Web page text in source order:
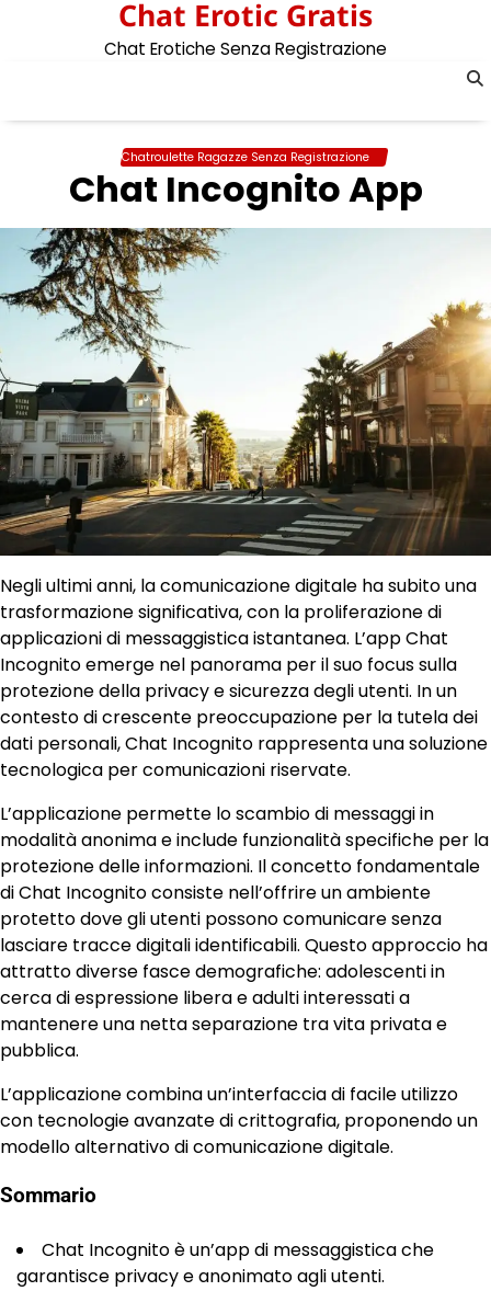
Chat Erotic Gratis
Chat Erotiche Senza Registrazione
Chatroulette Ragazze Senza Registrazione
Chat Incognito App
Negli ultimi anni, la comunicazione digitale ha subito una
trasformazione significativa, con la proliferazione di
applicazioni di messaggistica istantanea. L’app Chat
Incognito emerge nel panorama per il suo focus sulla
protezione della privacy e sicurezza degli utenti. In un
contesto di crescente preoccupazione per la tutela dei
dati personali, Chat Incognito rappresenta una soluzione
tecnologica per comunicazioni riservate.
L’applicazione permette lo scambio di messaggi in
modalità anonima e include funzionalità specifiche per la
protezione delle informazioni. Il concetto fondamentale
di Chat Incognito consiste nell’offrire un ambiente
protetto dove gli utenti possono comunicare senza
lasciare tracce digitali identificabili. Questo approccio ha
attratto diverse fasce demografiche: adolescenti in
cerca di espressione libera e adulti interessati a
mantenere una netta separazione tra vita privata e
pubblica.
L’applicazione combina un’interfaccia di facile utilizzo
con tecnologie avanzate di crittografia, proponendo un
modello alternativo di comunicazione digitale.
Sommario
Chat Incognito è un’app di messaggistica che
garantisce privacy e anonimato agli utenti.